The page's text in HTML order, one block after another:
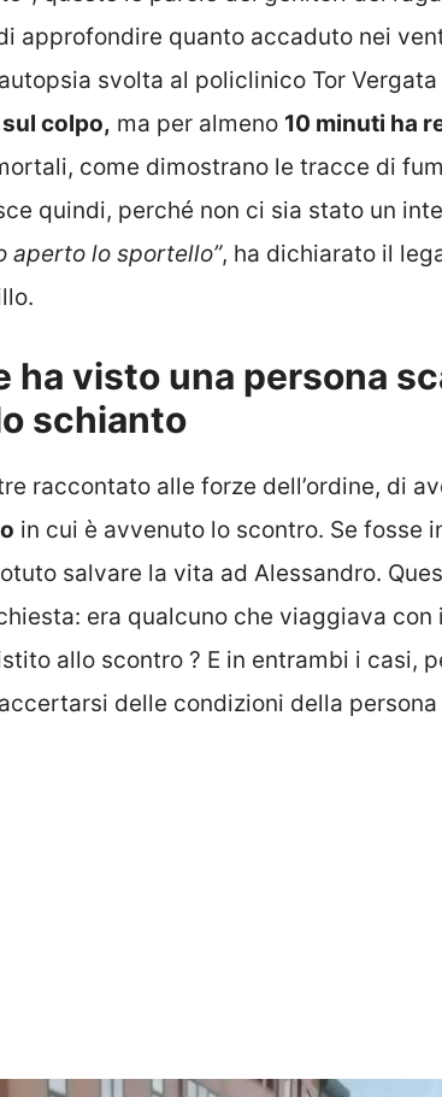
approfondire quanto accaduto nei
svolta al policlinico Tor
colpo, ma per almeno 10 minuti ha
come dimostrano le tracce di
quindi, perché non ci sia stato un
aperto lo sportello”, ha dichiarato il
ha visto una persona
schianto
raccontato alle forze dell’ordine, di
in cui è avvenuto lo scontro. Se fosse
salvare la vita ad Alessandro.
era qualcuno che viaggiava con
allo scontro ? E in entrambi i casi,
delle condizioni della